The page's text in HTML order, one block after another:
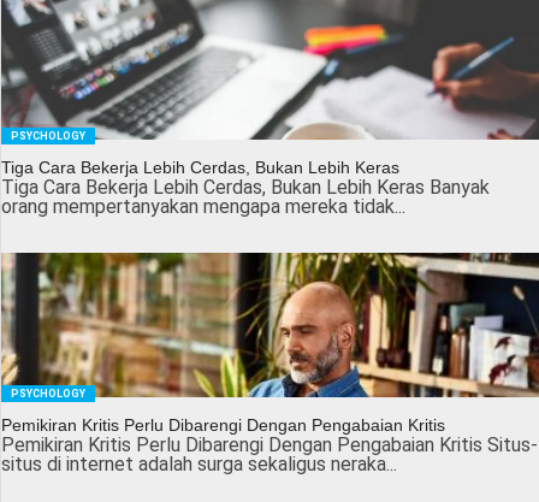
PSYCHOLOGY
Tiga Cara Bekerja Lebih Cerdas, Bukan Lebih Keras
Tiga Cara Bekerja Lebih Cerdas, Bukan Lebih Keras Banyak
orang mempertanyakan mengapa mereka tidak...
PSYCHOLOGY
Pemikiran Kritis Perlu Dibarengi Dengan Pengabaian Kritis
Pemikiran Kritis Perlu Dibarengi Dengan Pengabaian Kritis Situs-
situs di internet adalah surga sekaligus neraka...